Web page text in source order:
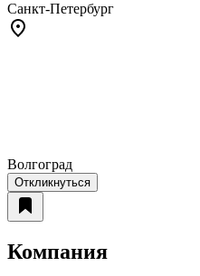
Санкт-Петербург
Волгоград
Откликнуться
Компания